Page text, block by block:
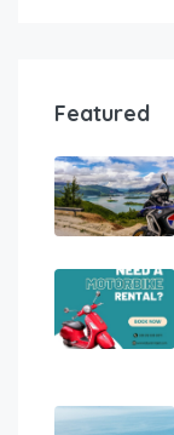
Featured